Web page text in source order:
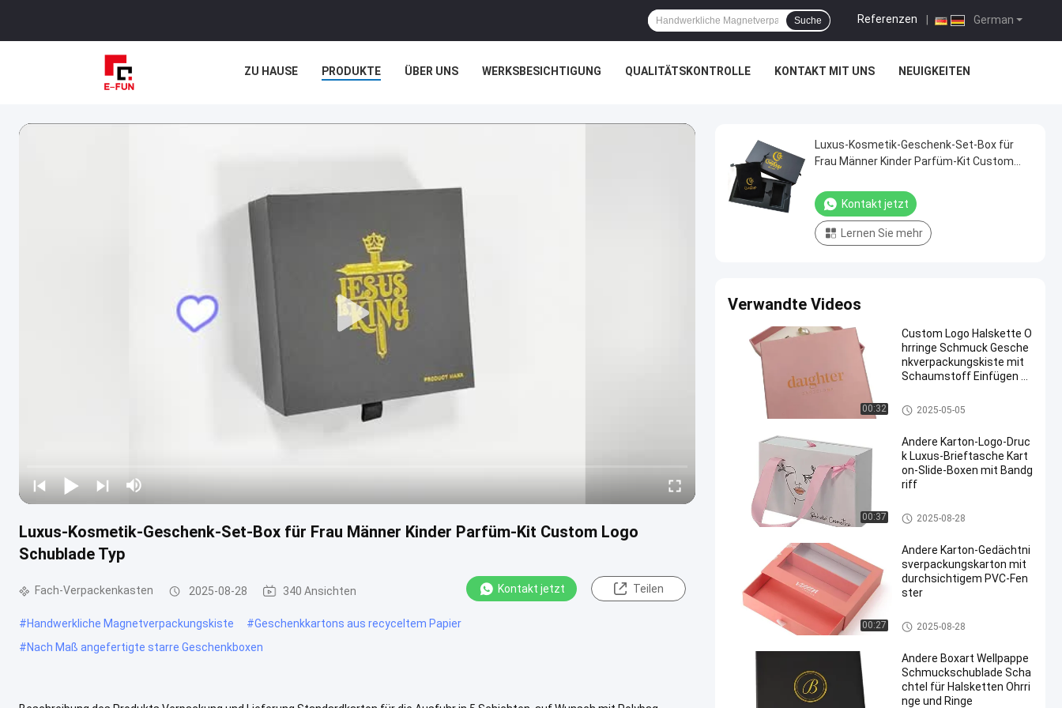
German
Referenzen
Suche
ZU HAUSE PRODUKTE ÜBER UNS WERKSBESICHTIGUNG QUALITÄTSKONTROLLE KONTAKT MIT UNS NEUIGKEITEN
Luxus-Kosmetik-Geschenk-Set-Box für Frau Männer Kinder Parfüm-Kit Custom Logo
Schublade Typ
Fach-Verpackenkasten 2025-08-28 340 Ansichten Kontakt jetzt Teilen
#Handwerkliche Magnetverpackungskiste #Geschenkkartons aus recyceltem Papier
#Nach Maß angefertigte starre Geschenkboxen
Luxus-Kosmetik-Geschenk-Set-Box für
Frau Männer Kinder Parfüm-Kit Custom
Kontakt jetzt
Lernen Sie mehr
Verwandte Videos
00:32
Custom Logo Halskette O
hrringe Schmuck Gesche
nkverpackungskiste mit
Schaumstoff Einfügen st
und Armbänder
Deckel und niedriger Kasten
2025-05-05
00:37
Andere Karton-Logo-Druc
k Luxus-Brieftasche Kart
on-Slide-Boxen mit Bandg
riff
Fach-Verpackenkasten
2025-08-28
00:27
Andere Karton-Gedächtni
sverpackungskarton mit
durchsichtigem PVC-Fen
ster
Fach-Verpackenkasten
2025-08-28
Andere Boxart Wellpappe
Schmuckschublade Scha
chtel für Halsketten Ohrri
nge und Ringe